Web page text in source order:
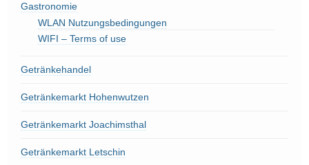
Gastronomie
WLAN Nutzungsbedingungen
WIFI – Terms of use
Getränkehandel
Getränkemarkt Hohenwutzen
Getränkemarkt Joachimsthal
Getränkemarkt Letschin